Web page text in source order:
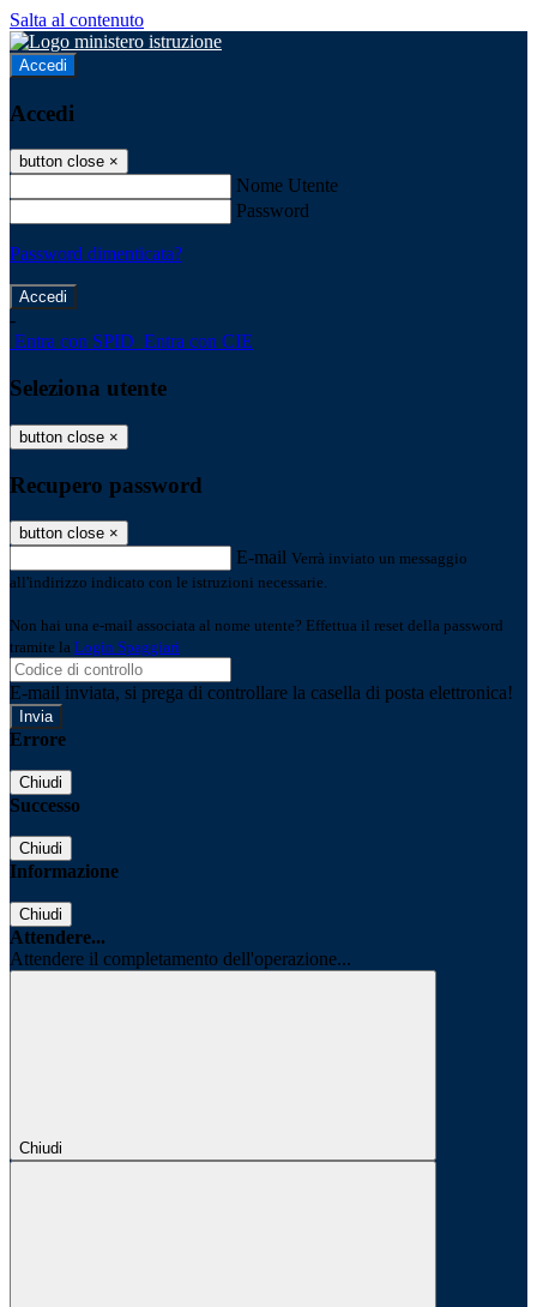
Salta al contenuto
Accedi
Accedi
button close ×
Nome Utente
Password
Password dimenticata?
-
Entra con SPID Entra con CIE
Seleziona utente
button close ×
Recupero password
button close ×
E-mail Verrà inviato un messaggio
all'indirizzo indicato con le istruzioni necessarie.
Non hai una e-mail associata al nome utente? Effettua il reset della password
tramite la Login Spaggiari
E-mail inviata, si prega di controllare la casella di posta elettronica!
Errore
Chiudi
Successo
Chiudi
Informazione
Chiudi
Attendere...
Attendere il completamento dell'operazione...
Chiudi